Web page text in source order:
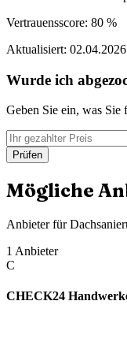
Vertrauensscore: 80 %
Aktualisiert: 02.04.2026
Wurde ich
Geben Sie ein, was Sie f
Prüfen
Mögliche
Anbieter für
1 Anbieter
C
CHECK24